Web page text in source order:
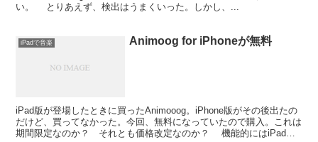
い。 とりあえず、検出はうまくいった。しかし、...
iPadで音楽 Animoog for iPhoneが無料
iPad版が登場したときに買ったAnimooog。iPhone版がその後出たの
だけど、買ってなかった。今回、無料になっていたので購入。これは
期間限定なのか？ それとも価格改定なのか？ 機能的にはiPad版